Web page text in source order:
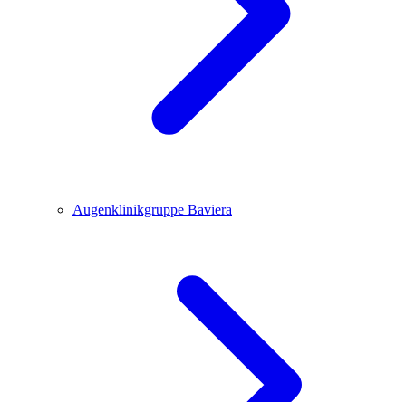
Augenklinikgruppe Baviera